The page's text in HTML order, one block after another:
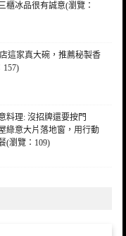
櫃冰品很有誠意(瀏覽：
這家真大碗，推薦秘製香
157)
料理: 沒招牌還要按門
綠意大片落地窗，用行動
(瀏覽：109)